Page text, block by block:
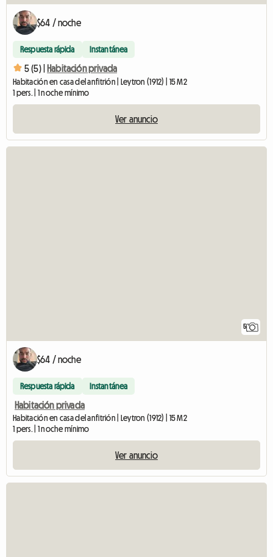
$64 / noche
Respuesta rápida Instantánea
5 (5) | Habitación privada
Habitación en casa del anfitrión | Leytron (1912) | 15 M2
1 pers. | 1 noche mínimo
Ver anuncio
5
$64 / noche
Respuesta rápida Instantánea
Habitación privada
Habitación en casa del anfitrión | Leytron (1912) | 15 M2
1 pers. | 1 noche mínimo
Ver anuncio